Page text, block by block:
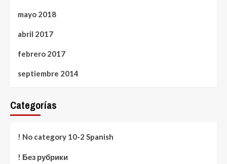
mayo 2018
abril 2017
febrero 2017
septiembre 2014
Categorías
! No category 10-2 Spanish
! Без рубрики